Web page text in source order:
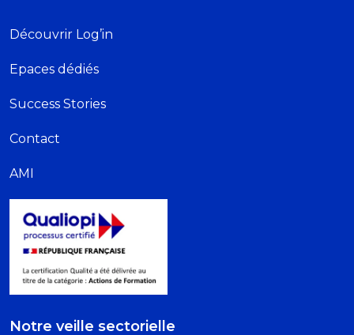
Découvrir Log’in
Epaces dédiés
Success Stories
Contact
AMI
Notre veille sectorielle